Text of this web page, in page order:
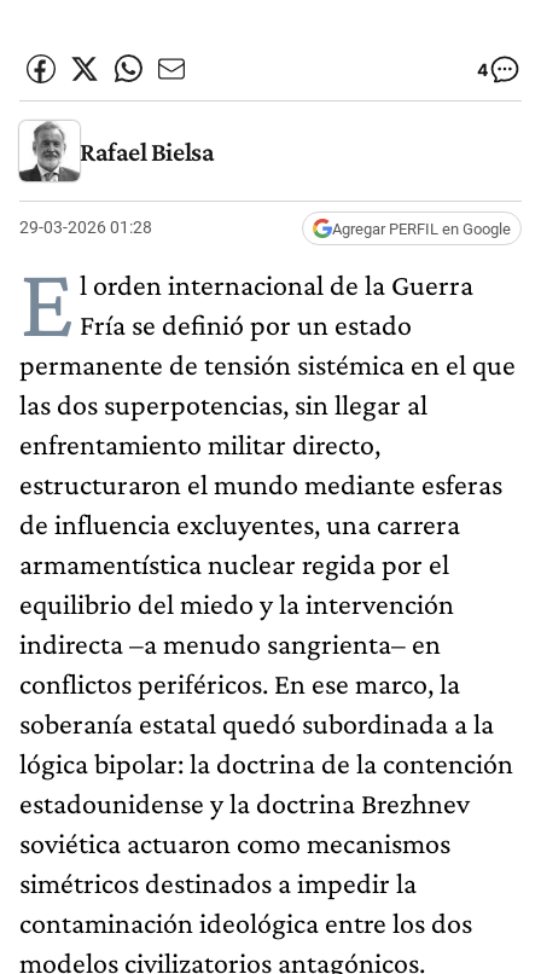
4
Rafael Bielsa
29-03-2026 01:28 Agregar PERFIL en Google
E l orden internacional de la Guerra
Fría se definió por un estado
permanente de tensión sistémica en el que
las dos superpotencias, sin llegar al
enfrentamiento militar directo,
estructuraron el mundo mediante esferas
de influencia excluyentes, una carrera
armamentística nuclear regida por el
equilibrio del miedo y la intervención
indirecta –a menudo sangrienta– en
conflictos periféricos. En ese marco, la
soberanía estatal quedó subordinada a la
lógica bipolar: la doctrina de la contención
estadounidense y la doctrina Brezhnev
soviética actuaron como mecanismos
simétricos destinados a impedir la
contaminación ideológica entre los dos
modelos civilizatorios antagónicos.